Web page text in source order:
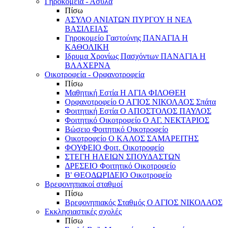
Πίσω
ΑΣΥΛΟ ΑΝΙΑΤΩΝ ΠΥΡΓΟΥ Η ΝΕΑ
ΒΑΣΙΛΕΙΑΣ
Γηροκομείο Γαστούνης ΠΑΝΑΓΙΑ Η
ΚΑΘΟΛΙΚΗ
Ιδρυμα Χρονίως Πασχόντων ΠΑΝΑΓΙΑ Η
ΒΛΑΧΕΡΝΑ
Οικοτροφεία - Ορφανοτροφεία
Πίσω
Μαθητική Εστία Η ΑΓΙΑ ΦΙΛΟΘΕΗ
Ορφανοτροφείο Ο ΑΓΙΟΣ ΝΙΚΟΛΑΟΣ Σπάτα
Φοιτητική Εστία Ο ΑΠΟΣΤΟΛΟΣ ΠΑΥΛΟΣ
Φοιτητικό Οικοτροφείο Ο ΑΓ. ΝΕΚΤΑΡΙΟΣ
Βώσειο Φοιτητικό Οικοτροφείο
Οικοτροφείο Ο ΚΑΛΟΣ ΣΑΜΑΡΕΙΤΗΣ
ΦΟΥΦΕΙΟ Φοιτ. Οικοτροφείο
ΣΤΕΓΗ ΗΛΕΙΩΝ ΣΠΟΥΔΑΣΤΩΝ
ΔΡΕΣΕΙΟ Φοιτητικό Οικοτροφείο
Β' ΘΕΟΔΩΡΙΔΕΙΟ Οικοτροφείο
Βρεφονηπιακοί σταθμοί
Πίσω
Βρεφονηπιακός Σταθμός Ο ΑΓΙΟΣ ΝΙΚΟΛΑΟΣ
Εκκλησιαστικές σχολές
Πίσω